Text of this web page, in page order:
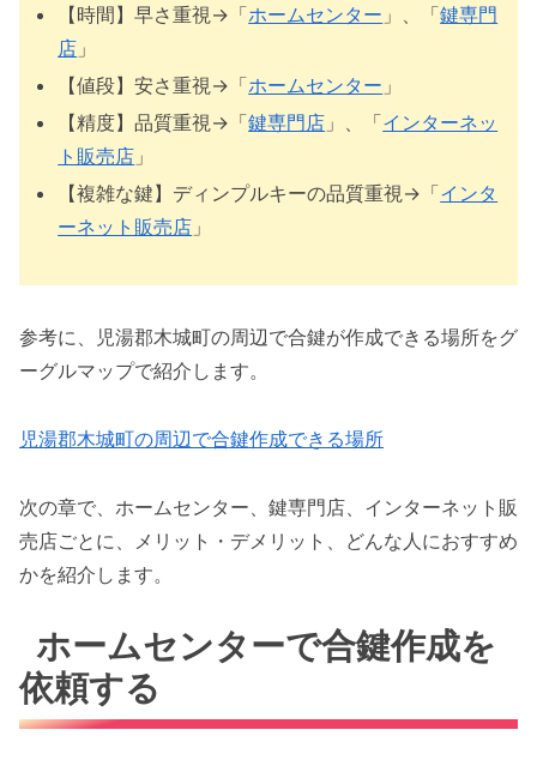
【時間】早さ重視→「ホームセンター 」、「鍵専門
店 」
【値段】安さ重視→「ホームセンター 」
【精度】品質重視→「鍵専門店 」、「インターネッ
ト販売店 」
【複雑な鍵】ディンプルキーの品質重視→「インタ
ーネット販売店 」
参考に、児湯郡木城町の周辺で合鍵が作成できる場所をグ
ーグルマップで紹介します。
児湯郡木城町の周辺で合鍵作成できる場所
次の章で、ホームセンター、鍵専門店、インターネット販
売店ごとに、メリット・デメリット、どんな人におすすめ
かを紹介します。
ホームセンターで合鍵作成を
依頼する